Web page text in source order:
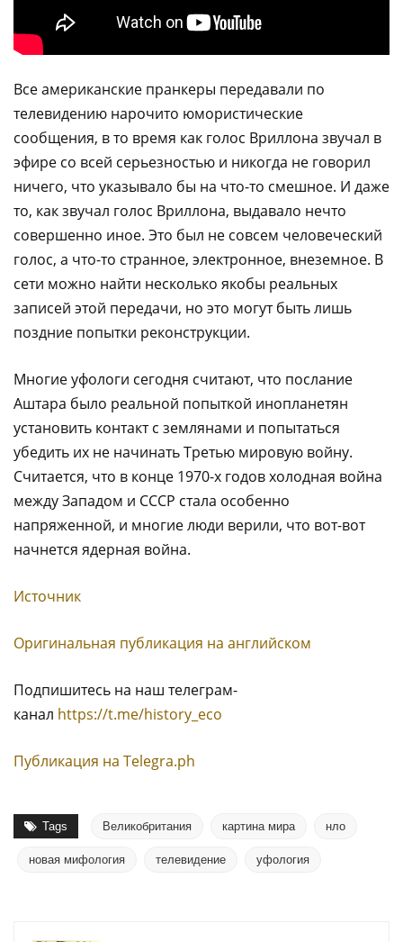
Все американские пранкеры передавали по
телевидению нарочито юмористические
сообщения, в то время как голос Вриллона звучал в
эфире со всей серьезностью и никогда не говорил
ничего, что указывало бы на что-то смешное. И даже
то, как звучал голос Вриллона, выдавало нечто
совершенно иное. Это был не совсем человеческий
голос, а что-то странное, электронное, внеземное. В
сети можно найти несколько якобы реальных
записей этой передачи, но это могут быть лишь
поздние попытки реконструкции.
Многие уфологи сегодня считают, что послание
Аштара было реальной попыткой инопланетян
установить контакт с землянами и попытаться
убедить их не начинать Третью мировую войну.
Считается, что в конце 1970-х годов холодная война
между Западом и СССР стала особенно
напряженной, и многие люди верили, что вот-вот
начнется ядерная война.
Источник
Оригинальная публикация на английском
Подпишитесь на наш телеграм-
канал https://t.me/history_eco
Публикация на Тelegra.ph
Tags Великобритания картина мира нло
новая мифология телевидение уфология